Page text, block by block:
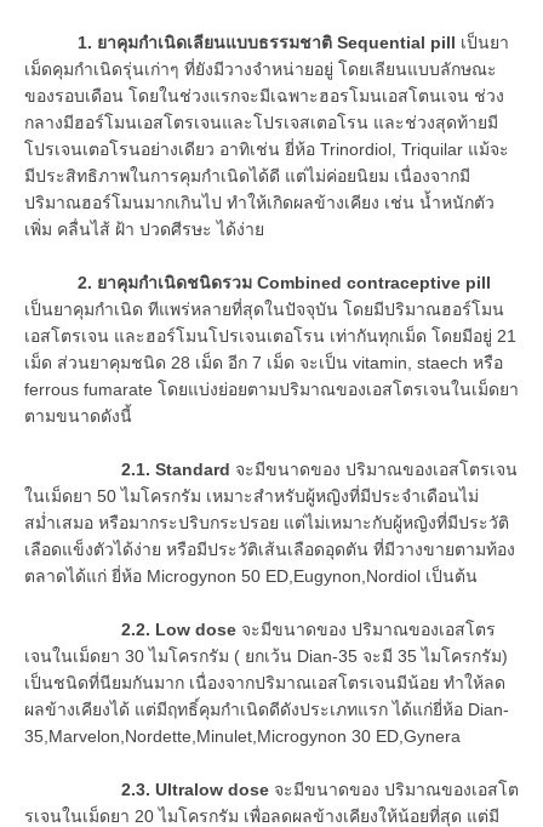
1. ยาคุมกำเนิดเลียนแบบธรรมชาติ Sequential pill เป็นยา
เม็ดคุมกำเนิดรุ่นเก่าๆ ที่ยังมีวางจำหน่ายอยู่ โดยเลียนแบบลักษณะ
ของรอบเดือน โดยในช่วงแรกจะมีเฉพาะฮอรโมนเอสโตนเจน ช่วง
กลางมีฮอร์โมนเอสโตรเจนและโปรเจสเตอโรน และช่วงสุดท้ายมี
โปรเจนเตอโรนอย่างเดียว อาทิเช่น ยี่ห้อ Trinordiol, Triquilar แม้จะ
มีประสิทธิภาพในการคุมกำเนิดได้ดี แต่ไม่ค่อยนิยม เนื่องจากมี
ปริมาณฮอร์โมนมากเกินไป ทำให้เกิดผลข้างเคียง เช่น น้ำหนักตัว
เพิ่ม คลื่นไส้ ฝ้า ปวดศีรษะ ได้ง่าย
2. ยาคุมกำเนิดชนิดรวม Combined contraceptive pill
เป็นยาคุมกำเนิด ทีแพร่หลายที่สุดในปัจจุบัน โดยมีปริมาณฮอร์โมน
เอสโตรเจน และฮอร์โมนโปรเจนเตอโรน เท่ากันทุกเม็ด โดยมีอยู่ 21
เม็ด ส่วนยาคุมชนิด 28 เม็ด อีก 7 เม็ด จะเป็น vitamin, staech หรือ
ferrous fumarate โดยแบ่งย่อยตามปริมาณของเอสโตรเจนในเม็ดยา
ตามขนาดดังนี้
2.1. Standard จะมีขนาดของ ปริมาณของเอสโตรเจน
ในเม็ดยา 50 ไมโครกรัม เหมาะสำหรับผู้หญิงที่มีประจำเดือนไม่
สม่ำเสมอ หรือมากระปริบกระปรอย แต่ไม่เหมาะกับผู้หญิงที่มีประวัติ
เลือดแข็งตัวได้ง่าย หรือมีประวัติเส้นเลือดอุดตัน ที่มีวางขายตามท้อง
ตลาดได้แก่ ยี่ห้อ Microgynon 50 ED,Eugynon,Nordiol เป็นต้น
2.2. Low dose จะมีขนาดของ ปริมาณของเอสโตร
เจนในเม็ดยา 30 ไมโครกรัม ( ยกเว้น Dian-35 จะมี 35 ไมโครกรัม)
เป็นชนิดที่นียมกันมาก เนื่องจากปริมาณเอสโตรเจนมีน้อย ทำให้ลด
ผลข้างเคียงได้ แต่มีฤทธิ์คุมกำเนิดดีดังประเภทแรก ได้แก่ยี่ห้อ Dian-
35,Marvelon,Nordette,Minulet,Microgynon 30 ED,Gynera
2.3. Ultralow dose จะมีขนาดของ ปริมาณของเอสโต
รเจนในเม็ดยา 20 ไมโครกรัม เพื่อลดผลข้างเคียงให้น้อยที่สุด แต่มี